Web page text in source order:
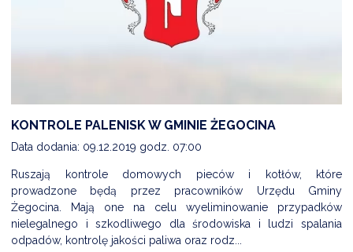
KONTROLE PALENISK W GMINIE ŻEGOCINA
Data dodania: 09.12.2019 godz. 07:00
Ruszają kontrole domowych pieców i kotłów, które
prowadzone będą przez pracowników Urzędu Gminy
Żegocina. Mają one na celu wyeliminowanie przypadków
nielegalnego i szkodliwego dla środowiska i ludzi spalania
odpadów, kontrolę jakości paliwa oraz rodz...